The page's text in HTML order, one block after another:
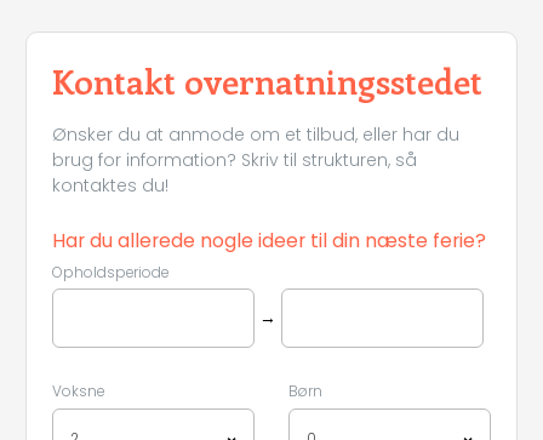
Kontakt overnatningsstedet
Ønsker du at anmode om et tilbud, eller har du
brug for information? Skriv til strukturen, så
kontaktes du!
Har du allerede nogle ideer til din næste ferie?
Opholdsperiode
→
Voksne Børn